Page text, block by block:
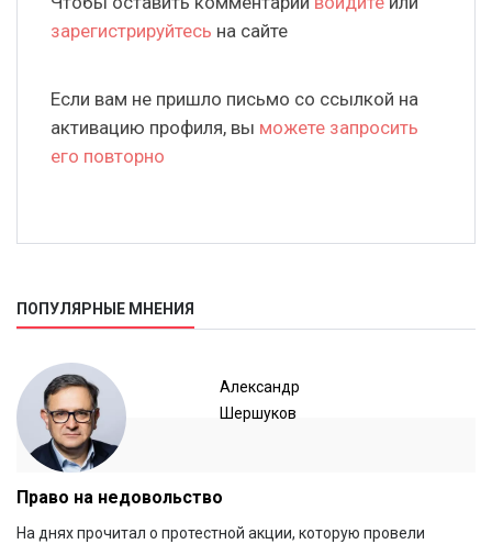
зарегистрируйтесь на сайте
Если вам не пришло письмо со ссылкой на
активацию профиля, вы можете запросить
его повторно
ПОПУЛЯРНЫЕ МНЕНИЯ
Александр
Шершуков
Право на недовольство
На днях прочитал о протестной акции, которую провели